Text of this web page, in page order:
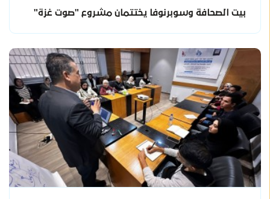
بيت الصحافة وسوبرنوفا يختتمان مشروع "صوت غزة"